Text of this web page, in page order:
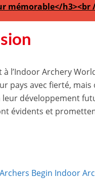
mémorable</
à l’Indoor Archery
pays avec fierté,
développement
évidents et
Begin Indoor